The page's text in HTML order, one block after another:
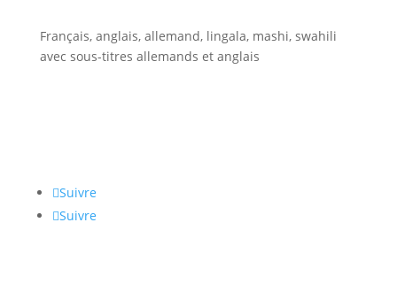
Français, anglais, allemand, lingala, mashi, swahili
avec sous-titres allemands et anglais
Suivre
Suivre